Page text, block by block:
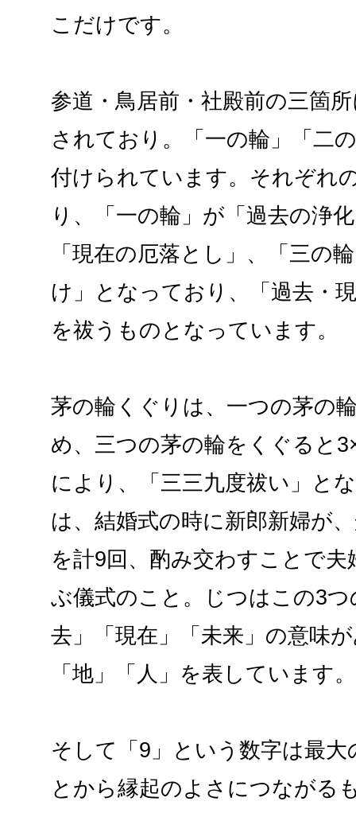
こだけです。
参道・鳥居前・社殿前の三箇
されており。「一の輪」「二
付けられています。それぞれ
り、「一の輪」が「過去の浄
「現在の厄落とし」、「三の
け」となっており、「過去・
を祓うものとなっています。
茅の輪くぐりは、一つの茅の
め、三つの茅の輪をくぐると
により、「三三九度祓い」と
は、結婚式の時に新郎新婦が
を計9回、酌み交わすことで
ぶ儀式のこと。じつはこの3
去」「現在」「未来」の意味
「地」「人」を表しています。
そして「9」という数字は最
とから縁起のよさにつながる